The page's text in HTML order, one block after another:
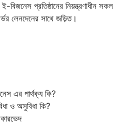
বিজনেস প্রতিষ্ঠানের নিয়ন্ত্রণাধীন সকল
লেনদেনের সাথে জড়িত।
এর পার্থক্য কি?
ও অসুবিধা কি?